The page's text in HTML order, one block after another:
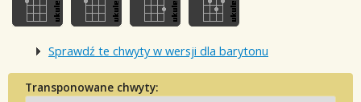
Sprawdź te chwyty w wersji dla barytonu
Transponowane chwyty: